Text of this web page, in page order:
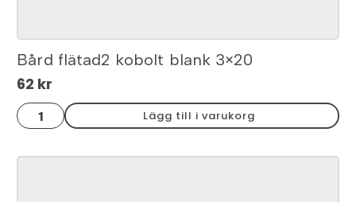
Bård flätad2 kobolt blank 3×20
62 kr
Bård
flätad2
kobolt
3x20
Lägg till i varukorg